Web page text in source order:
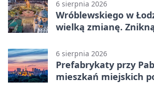
6 sierpnia 2026
Wróblewskiego w
wielką zmianę.
6 sierpnia 2026
Prefabrykaty przy
mieszkań miejskich